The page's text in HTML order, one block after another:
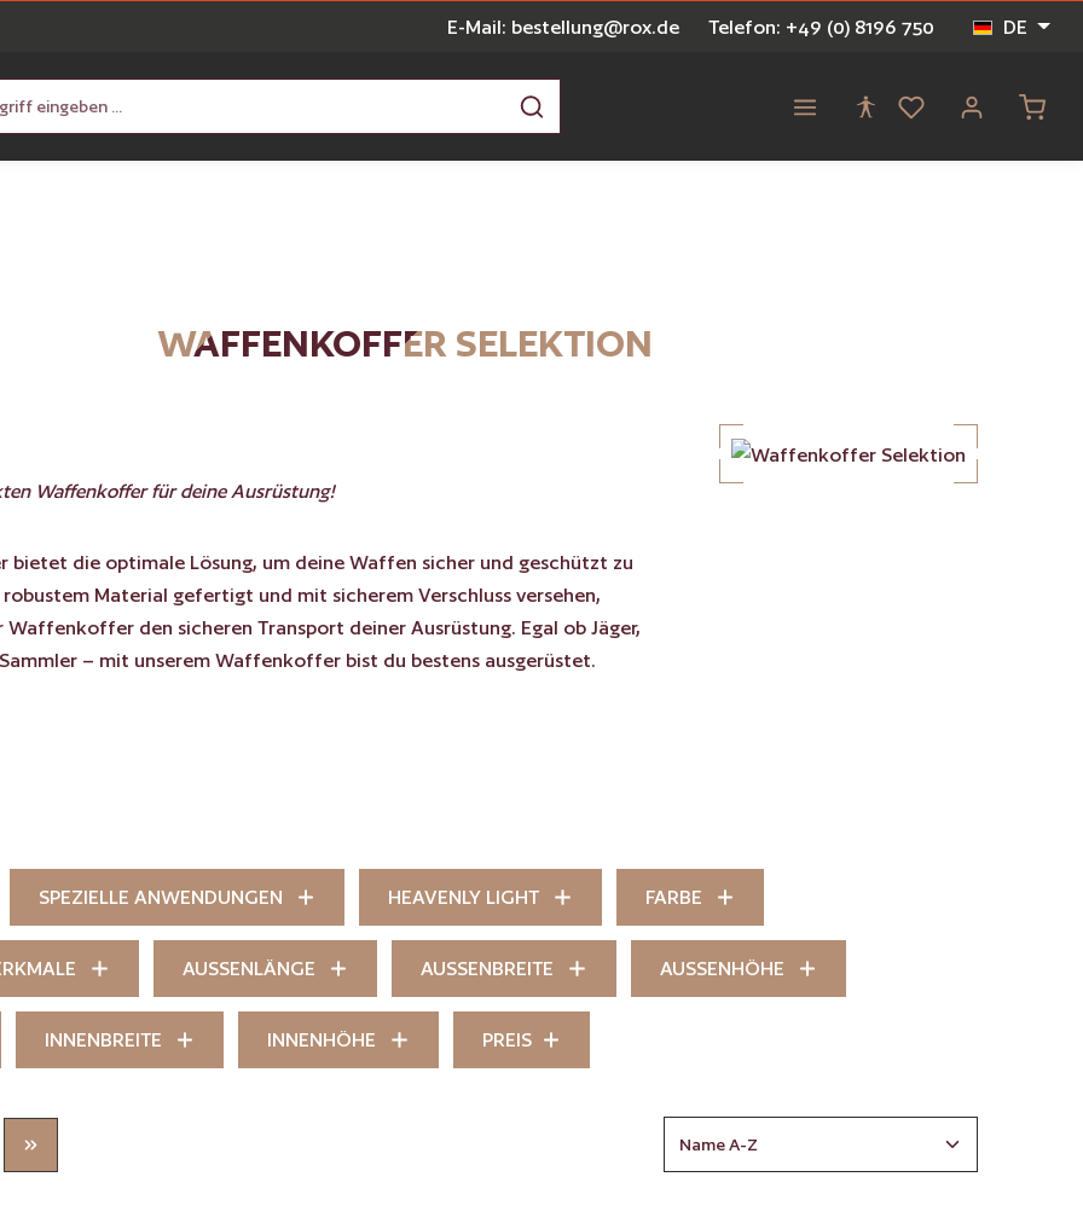
E-Mail: bestellung@rox.de Telefon: +49 (0) 8196 750 DE
WAFFENKOFFER SELEKTION
Waffenkoffer für deine Ausrüstung!
bietet die optimale Lösung, um deine Waffen sicher und geschützt zu
Material gefertigt und mit sicherem Verschluss versehen,
den sicheren Transport deiner Ausrüstung. Egal ob Jäger,
– mit unserem Waffenkoffer bist du bestens ausgerüstet.
SPEZIELLE ANWENDUNGEN HEAVENLY LIGHT FARBE
AUSSENLÄNGE AUSSENBREITE AUSSENHÖHE
INNENBREITE INNENHÖHE PREIS